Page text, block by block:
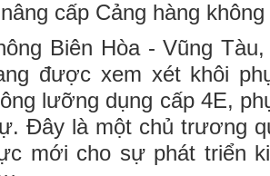
cấp Cảng hàng
Biên Hòa - Vũng
được xem xét khôi
lưỡng dụng cấp 4E,
Đây là một chủ trương
mới cho sự phát triển